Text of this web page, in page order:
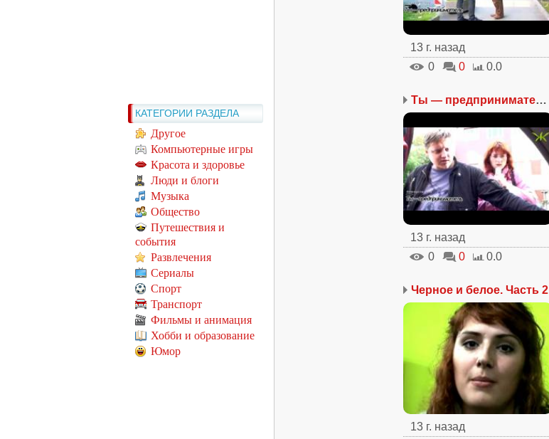
КАТЕГОРИИ РАЗДЕЛА
Другое
Компьютерные игры
Красота и здоровье
Люди и блоги
Музыка
Общество
Путешествия и
события
Развлечения
Сериалы
Спорт
Транспорт
Фильмы и анимация
Хобби и образование
Юмор
13 г. назад
0
0 0.0
Ты — предприниматель. Ч...
13 г. назад
0
0 0.0
Черное и белое. Часть 2
13 г. назад